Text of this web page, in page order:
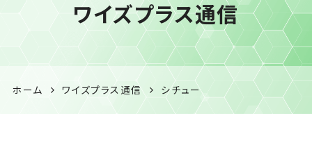
品開発・HACCP衛生管理・食
品表示の専門コンサル
ワイズプラス通信
ホーム ワイズプラス通信 シチュー